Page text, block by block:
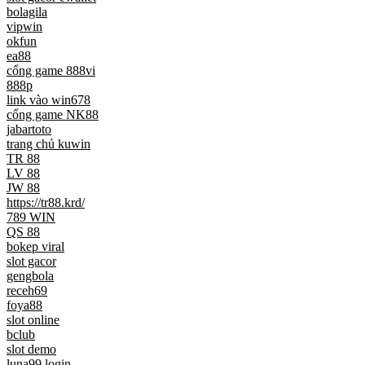
bolagila
vipwin
okfun
ea88
cổng game 888vi
888p
link vào win678
cổng game NK88
jabartoto
trang chủ kuwin
TR 88
LV 88
JW 88
https://tr88.krd/
789 WIN
QS 88
bokep viral
slot gacor
gengbola
receh69
foya88
slot online
bclub
slot demo